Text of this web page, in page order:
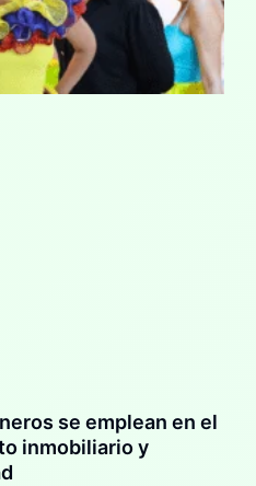
se emplean en el
inmobiliario y